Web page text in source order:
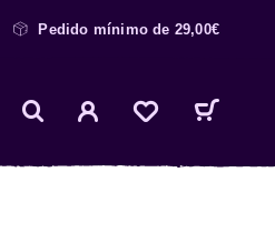
Pedido mínimo de 29,00€